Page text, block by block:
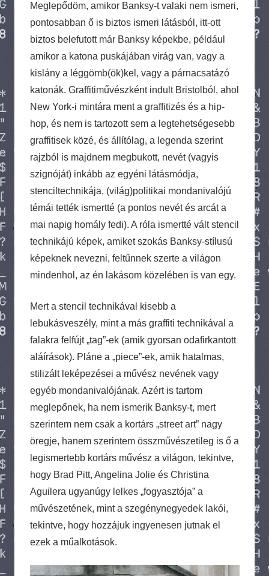
Meglepődöm, amikor Banksy-t valaki nem ismeri,
pontosabban ő is biztos ismeri látásból, itt-ott
biztos belefutott már Banksy képekbe, például
amikor a katona puskájában virág van, vagy a
kislány a léggömb(ök)kel, vagy a párnacsatázó
katonák. Graffitiművészként indult Bristolból, ahol
New York-i mintára ment a graffitizés és a hip-
hop, és nem is tartozott sem a legtehetségesebb
graffitisek közé, és állítólag, a legenda szerint
rajzból is majdnem megbukott, nevét (vagyis
szignóját) inkább az egyéni látásmódja,
stenciltechnikája, (világ)politikai mondanivalójú
témái tették ismertté (a pontos nevét és arcát a
mai napig homály fedi). A róla ismertté vált stencil
technikájú képek, amiket szokás Banksy-stílusú
képeknek nevezni, feltűnnek szerte a világon
mindenhol, az én lakásom közelében is van egy.
Mert a stencil technikával kisebb a
lebukásveszély, mint a más graffiti technikával a
falakra felfújt „tag”-ek (amik gyorsan odafirkantott
aláírások). Pláne a „piece”-ek, amik hatalmas,
stilizált leképezései a művész nevének vagy
egyéb mondanivalójának. Azért is tartom
meglepőnek, ha nem ismerik Banksy-t, mert
szerintem nem csak a kortárs „street art” nagy
öregje, hanem szerintem összművészetileg is ő a
legismertebb kortárs művész a világon, tekintve,
hogy Brad Pitt, Angelina Jolie és Christina
Aguilera ugyanúgy lelkes „fogyasztója” a
művészetének, mint a szegénynegyedek lakói,
tekintve, hogy hozzájuk ingyenesen jutnak el
ezek a műalkotások.